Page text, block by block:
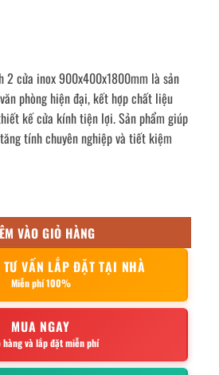
2 cửa inox 900x400x1800mm là sản
phòng hiện đại, kết hợp chất liệu
kế cửa kính tiện lợi. Sản phẩm giúp
tính chuyên nghiệp và tiết kiệm
2 cửa inox 900x400x1800mm số lượng
VÀO GIỎ HÀNG
TƯ VẤN LẮP ĐẶT TẠI NHÀ
Miễn phí 100%
MUA NGAY
hàng và lắp đặt miễn phí